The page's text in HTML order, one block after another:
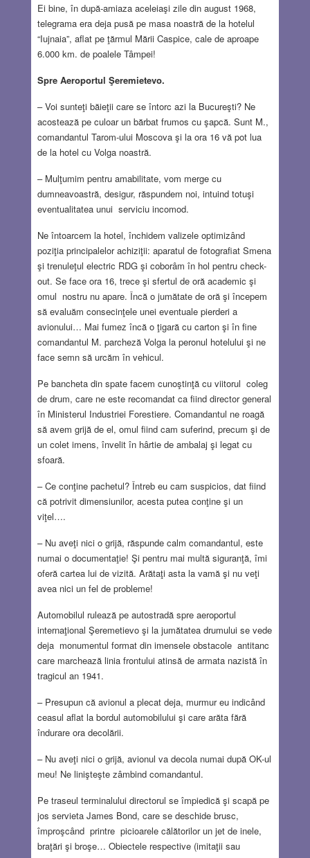
Ei bine, în după-amiaza aceleiaşi zile din august 1968,
telegrama era deja pusă pe masa noastră de la hotelul
“Iujnaia”, aflat pe ţărmul Mării Caspice, cale de aproape
6.000 km. de poalele Tâmpei!
Spre Aeroportul Şeremietevo.
– Voi sunteţi băieţii care se întorc azi la Bucureşti? Ne
acostează pe culoar un bărbat frumos cu şapcă. Sunt M.,
comandantul Tarom-ului Moscova şi la ora 16 vă pot lua
de la hotel cu Volga noastră.
– Mulţumim pentru amabilitate, vom merge cu
dumneavoastră, desigur, răspundem noi, intuind totuşi
eventualitatea unui serviciu incomod.
Ne întoarcem la hotel, închidem valizele optimizând
poziţia principalelor achiziţii: aparatul de fotografiat Smena
şi trenuleţul electric RDG şi coborâm în hol pentru check-
out. Se face ora 16, trece şi sfertul de oră academic şi
omul nostru nu apare. Încă o jumătate de oră şi începem
să evaluăm consecinţele unei eventuale pierderi a
avionului… Mai fumez încă o ţigară cu carton şi în fine
comandantul M. parcheză Volga la peronul hotelului şi ne
face semn să urcăm în vehicul.
Pe bancheta din spate facem cunoştinţă cu viitorul coleg
de drum, care ne este recomandat ca fiind director general
în Ministerul Industriei Forestiere. Comandantul ne roagă
să avem grijă de el, omul fiind cam suferind, precum şi de
un colet imens, învelit în hârtie de ambalaj şi legat cu
sfoară.
– Ce conţine pachetul? Întreb eu cam suspicios, dat fiind
că potrivit dimensiunilor, acesta putea conţine şi un
viţel….
– Nu aveţi nici o grijă, răspunde calm comandantul, este
numai o documentaţie! Şi pentru mai multă siguranţă, îmi
oferă cartea lui de vizită. Arătaţi asta la vamă şi nu veţi
avea nici un fel de probleme!
Automobilul rulează pe autostradă spre aeroportul
internaţional Şeremetievo şi la jumătatea drumului se vede
deja monumentul format din imensele obstacole antitanc
care marchează linia frontului atinsă de armata nazistă în
tragicul an 1941.
– Presupun că avionul a plecat deja, murmur eu indicând
ceasul aflat la bordul automobilului şi care arăta fără
îndurare ora decolării.
– Nu aveţi nici o grijă, avionul va decola numai după OK-ul
meu! Ne linişteşte zâmbind comandantul.
Pe traseul terminalului directorul se împiedică şi scapă pe
jos servieta James Bond, care se deschide brusc,
împroşcând printre picioarele călătorilor un jet de inele,
braţări şi broşe… Obiectele respective (imitaţii sau